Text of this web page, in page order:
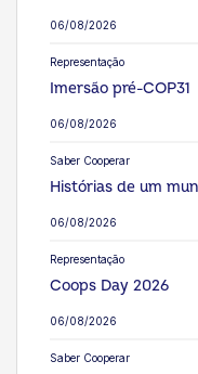
06/08/2026
Representação
06/08/2026
Imersão pré-COP31
Saber Cooperar
06/08/2026
Histórias de um
Representação
06/08/2026
Coops Day 2026
Saber Cooperar